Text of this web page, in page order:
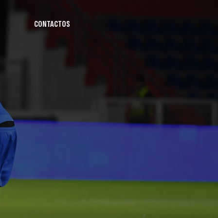
CONTACTOS